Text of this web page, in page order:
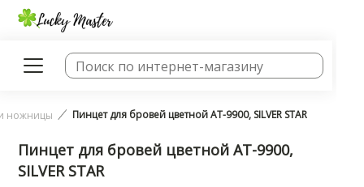
ножницы Пинцет для бровей цветной AT-9900, SILVER STAR
Пинцет для бровей цветной AT-9900,
SILVER STAR